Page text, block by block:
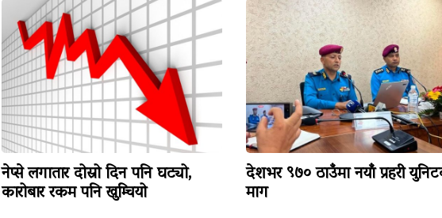
नेप्से लगातार दोस्रो दिन पनि घट्यो,
कारोबार रकम पनि खुम्चियो
देशभर ९७० ठाउँमा नयाँ प्रहरी
माग